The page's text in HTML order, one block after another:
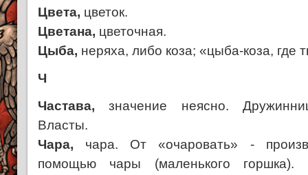
Цвета, цветок.
Цветана, цветочная.
Цыба, неряха, либо коза; «цыба-коза, где
Ч
Частава,значение неясно.
Власты.
Чара, чара. От «очаровать» -
помощью чары (маленького